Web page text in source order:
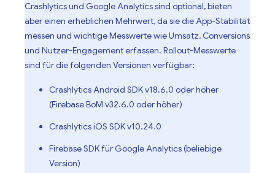
Crashlyticsund Google Analyticssind optional, bieten
aber einen erheblichen Mehrwert, da sie die App-Stabilität
messen und wichtige Messwerte wie Umsatz, Conversions
und Nutzer-Engagement erfassen. Rollout-Messwerte
sind für die folgenden Versionen verfügbar:
CrashlyticsAndroid SDK v18.6.0 oder höher
(Firebase BoM v32.6.0 oder höher)
CrashlyticsiOS SDK v10.24.0
Firebase SDK für Google Analytics(beliebige
Version)